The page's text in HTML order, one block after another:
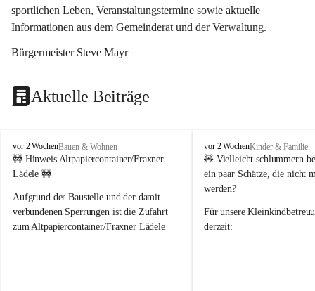
sportlichen Leben, Veranstaltungstermine sowie aktuelle
Informationen aus dem Gemeinderat und der Verwaltung.
Bürgermeister Steve Mayr
Aktuelle Beiträge
F
r
a
e
r
n
vor 2 WochenBauen & Wohnen
🚧 Hinweis Altpapiercontainer/Fraxner
Lädele 🚧
Aufgrund der Baustelle und der damit
verbundenen Sperrungen ist die Zufahrt
zum Altpapiercontainer/Fraxner Lädele
F
r
a
x
r
n
vor 2 WochenKinder & Familie
🧸 Vielleicht schlummern
ein paar Schätze, die nicht
werden?
Für unsere
derzeit: